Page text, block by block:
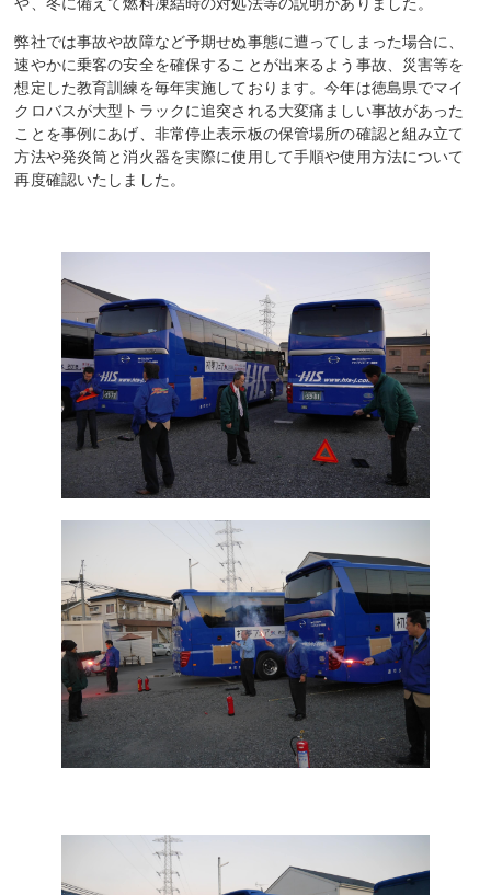
弊社では事故や故障など予期せぬ事態に遭ってしまった場合に、
速やかに乗客の安全を確保することが出来るよう事故、災害等を
想定した教育訓練を毎年実施しております。今年は徳島県でマイ
クロバスが大型トラックに追突される大変痛ましい事故があった
ことを事例にあげ、非常停止表示板の保管場所の確認と組み立て
方法や発炎筒と消火器を実際に使用して手順や使用方法について
再度確認いたしました。